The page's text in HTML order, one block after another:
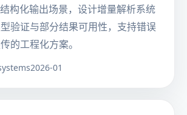
构化输出场景，设计增量解析系统
验证与部分结果可用性，支持错误
的工程化方案。
2026-01